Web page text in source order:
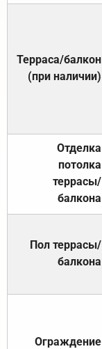
Терраса/балкон
(при наличии)
Отделка
потолка
террасы/
балкона
Пол террасы/
балкона
Ограждение